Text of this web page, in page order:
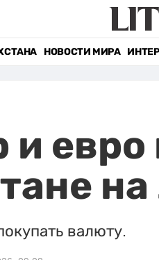
НОВОСТИ МИРА
евро
валюту.